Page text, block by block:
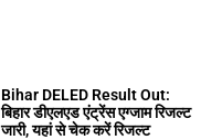
Bihar DELED Result Out:
बिहार डीएलएड एंट्रेंस एग्जाम रिजल्ट
जारी, यहां से चेक करें रिजल्ट